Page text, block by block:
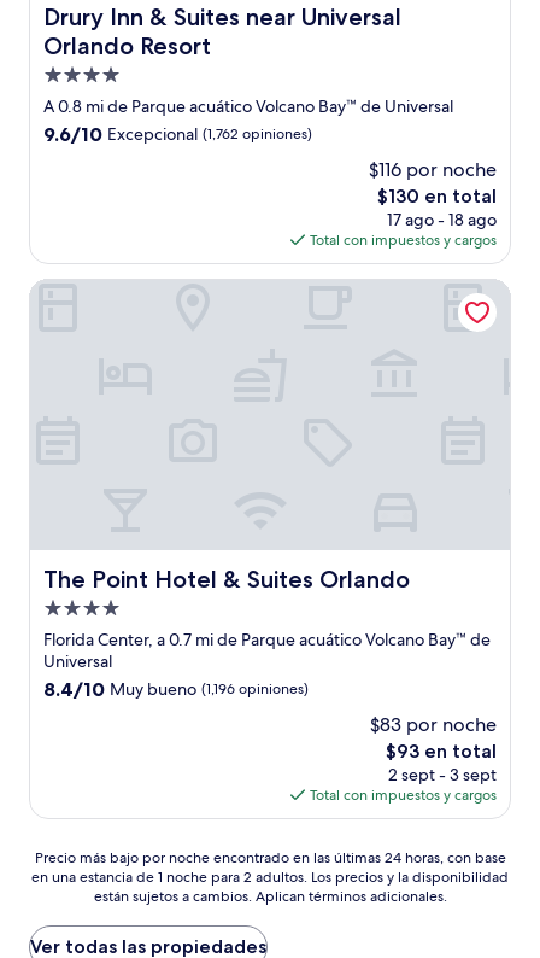
Drury Inn & Suites near Universal
Orlando Resort
Drury Inn & Suites near Universal Orlando Resort
Propiedad
de
4.0
A 0.8 mi de Parque acuático Volcano Bay™ de Universal
9.6
9.6/10 Excepcional (1,762 opiniones)
$116 por noche
El
precio
actual
es
de
$130 en total
17 ago - 18 ago
Total con impuestos y cargos
The Point Hotel & Suites Orlando
The Point Hotel & Suites Orlando
Propiedad
de
4.0
estrellas
Florida Center, a 0.7 mi de Parque acuático Volcano Bay™ de
Universal
8.4
opiniones)
8.4/10 Muy bueno (1,196 opiniones)
$83 por noche
El
precio
actual
es
$93
$93 en total
2 sept - 3 sept
Total con impuestos y cargos
The Point Hotel & Suites Orlando
Precio
más
por
noche
Precio más bajo por noche encontrado en las últimas 24 horas, con base
en una estancia de 1 noche para 2 adultos. Los precios y la disponibilidad
están sujetos a cambios. Aplican términos adicionales.
Ver todas las propiedades